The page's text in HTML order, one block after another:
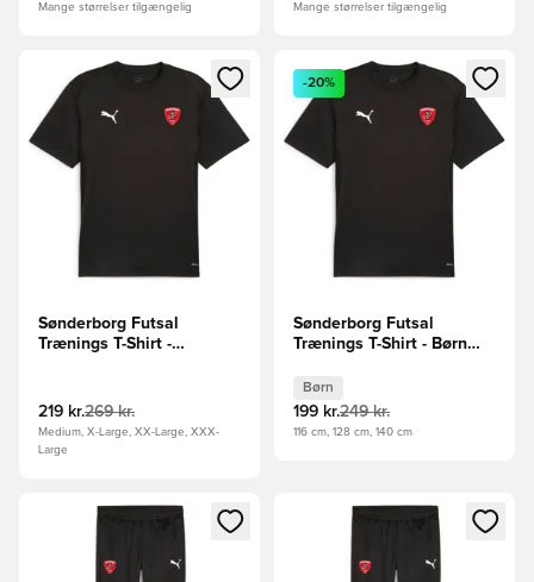
Mange størrelser tilgængelig Mange størrelser tilgængelig
Åbner en Modal til at logge ind eller tilmelde dig som
Sønderborg Futsal
Trænings T-Shirt -
219 kr.269 kr.
Medium, X-Large, XX-Large, XXX-
Large
Åbner en Modal til at logge
-20%
Sønderborg Futsal
Trænings T-Shirt - Børn
Børn
199 kr.249 kr.
116 cm, 128 cm, 140 cm
Åbner en Modal til at logge ind eller tilmelde dig som
Åbner en Modal til at logge